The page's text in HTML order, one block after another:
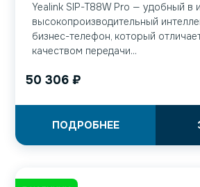
Yealink SIP-T88W Pro — удобный в
высокопроизводительный
бизнес-телефон, который
качеством передачи...
50 306 ₽
ПОДРОБНЕЕ